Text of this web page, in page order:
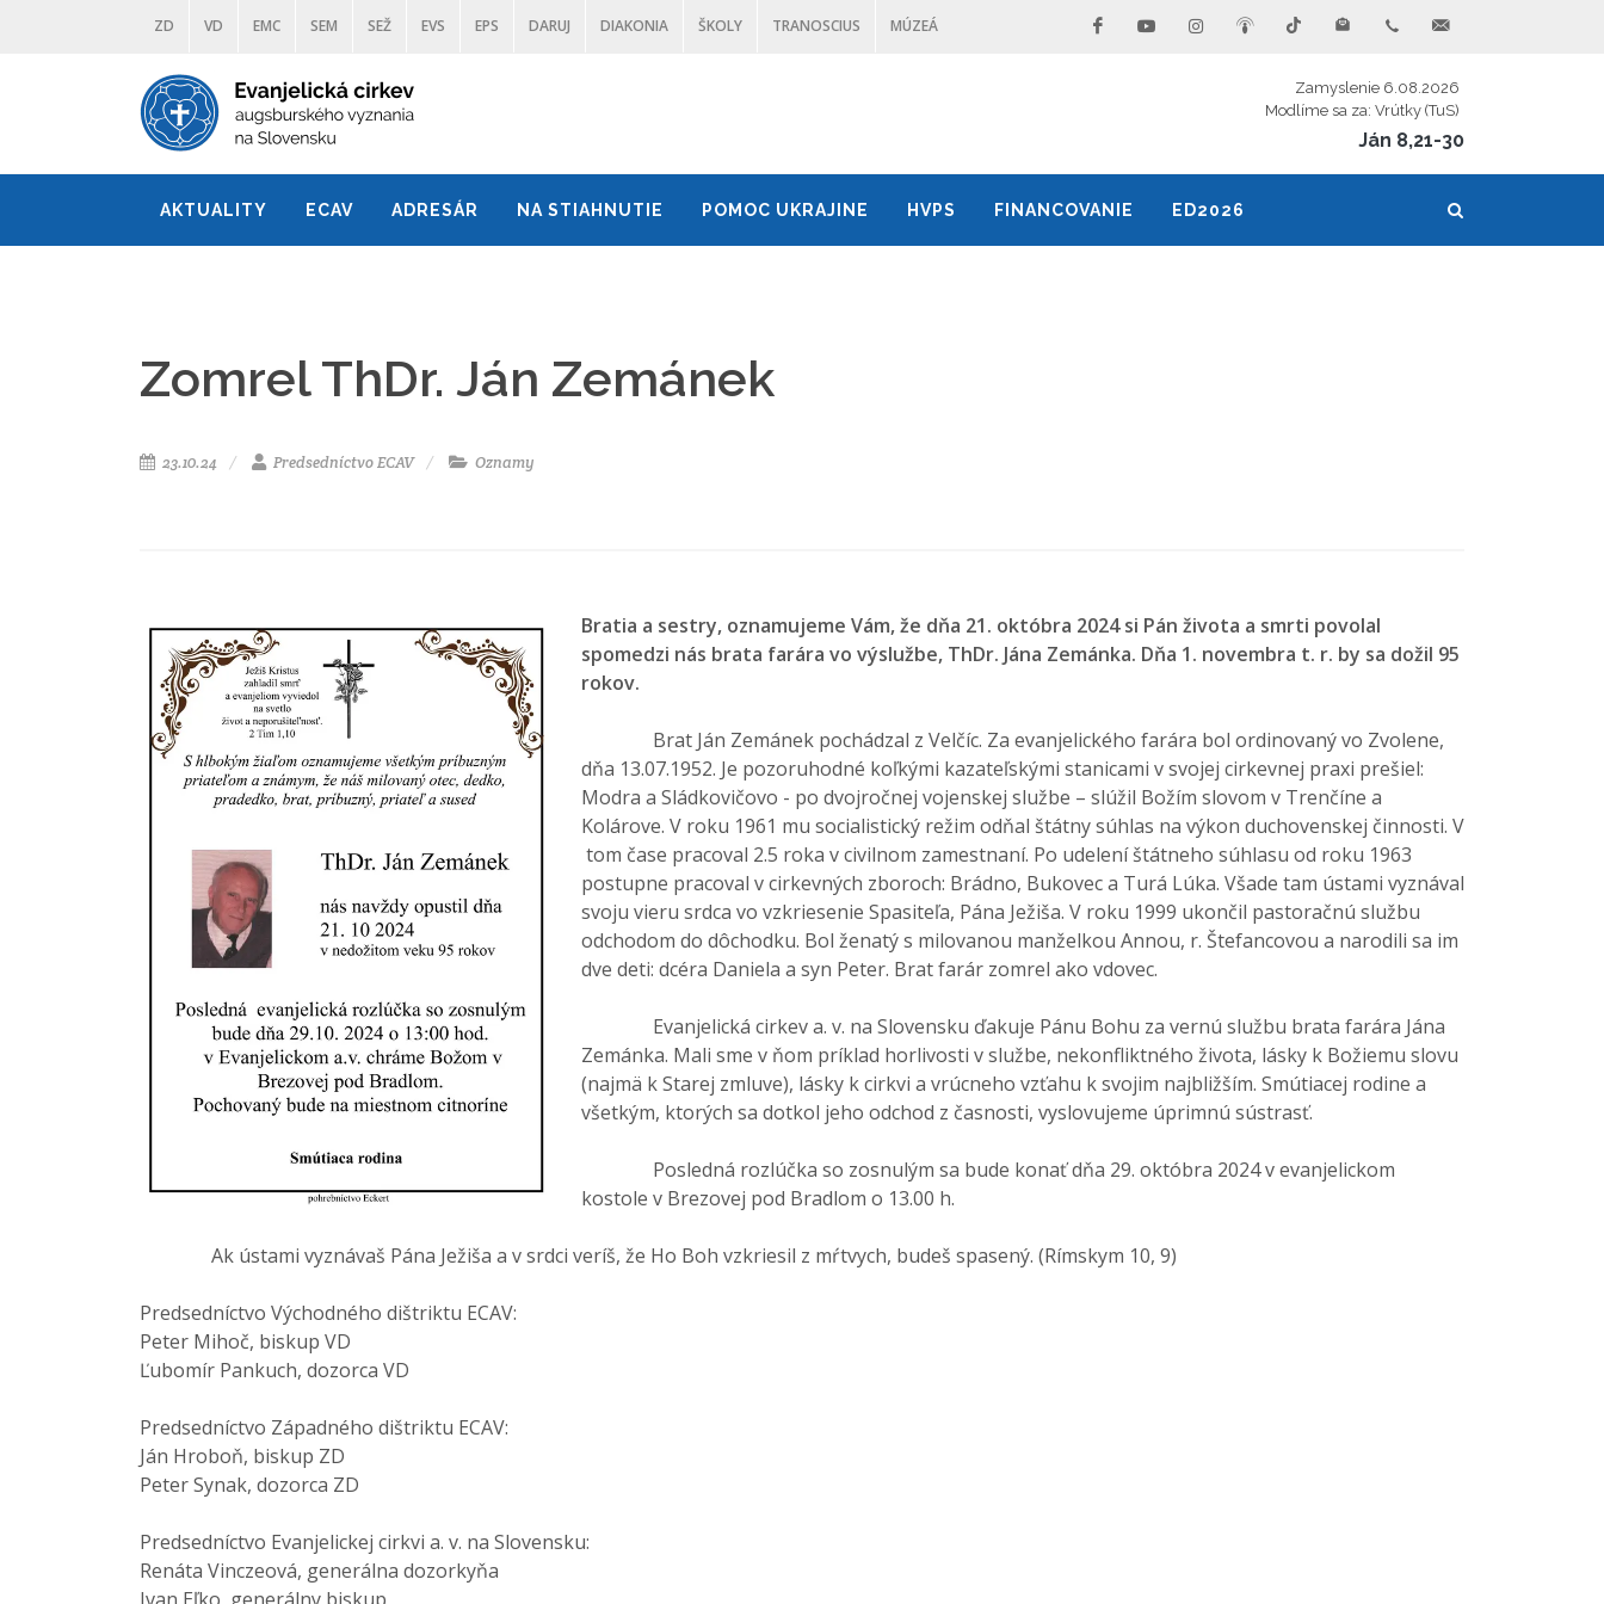
ZD VD EMC SEM SEŽ EVS EPS DARUJ DIAKONIA ŠKOLY TRANOSCIUS MÚZEÁ
Zamyslenie 6.08.2026
Modlíme sa za: Vrútky (TuS)
Ján 8,21-30
AKTUALITY ECAV ADRESÁR NA STIAHNUTIE POMOC UKRAJINE HVPS FINANCOVANIE ED2026
Zomrel ThDr. Ján Zemánek
23.10.24 Predsedníctvo ECAV Oznamy
Bratia a sestry, oznamujeme Vám, že dňa 21. októbra 2024 si Pán života a smrti povolal
spomedzi nás brata farára vo výslužbe, ThDr. Jána Zemánka. Dňa 1. novembra t. r. by sa dožil 95
rokov.
Brat Ján Zemánek pochádzal z Velčíc. Za evanjelického farára bol ordinovaný vo Zvolene,
dňa 13.07.1952. Je pozoruhodné koľkými kazateľskými stanicami v svojej cirkevnej praxi prešiel:
Modra a Sládkovičovo - po dvojročnej vojenskej službe – slúžil Božím slovom v Trenčíne a
Kolárove. V roku 1961 mu socialistický režim odňal štátny súhlas na výkon duchovenskej činnosti. V
tom čase pracoval 2.5 roka v civilnom zamestnaní. Po udelení štátneho súhlasu od roku 1963
postupne pracoval v cirkevných zboroch: Brádno, Bukovec a Turá Lúka. Všade tam ústami vyznával
svoju vieru srdca vo vzkriesenie Spasiteľa, Pána Ježiša. V roku 1999 ukončil pastoračnú službu
odchodom do dôchodku. Bol ženatý s milovanou manželkou Annou, r. Štefancovou a narodili sa im
dve deti: dcéra Daniela a syn Peter. Brat farár zomrel ako vdovec.
Evanjelická cirkev a. v. na Slovensku ďakuje Pánu Bohu za vernú službu brata farára Jána
Zemánka. Mali sme v ňom príklad horlivosti v službe, nekonfliktného života, lásky k Božiemu slovu
(najmä k Starej zmluve), lásky k cirkvi a vrúcneho vzťahu k svojim najbližším. Smútiacej rodine a
všetkým, ktorých sa dotkol jeho odchod z časnosti, vyslovujeme úprimnú sústrasť.
Posledná rozlúčka so zosnulým sa bude konať dňa 29. októbra 2024 v evanjelickom
kostole v Brezovej pod Bradlom o 13.00 h.
Ak ústami vyznávaš Pána Ježiša a v srdci veríš, že Ho Boh vzkriesil z mŕtvych, budeš spasený. (Rímskym 10, 9)
Predsedníctvo Východného dištriktu ECAV:
Peter Mihoč, biskup VD
Ľubomír Pankuch, dozorca VD
Predsedníctvo Západného dištriktu ECAV:
Ján Hroboň, biskup ZD
Peter Synak, dozorca ZD
Predsedníctvo Evanjelickej cirkvi a. v. na Slovensku:
Renáta Vinczeová, generálna dozorkyňa